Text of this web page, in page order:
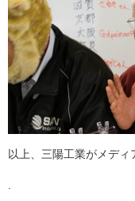
以上、三陽工業がメディ
.